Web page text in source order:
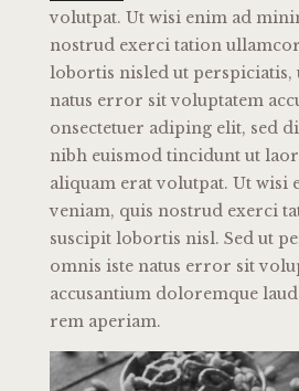
EVENTS
volutpat. Ut wisi enim ad
nostrud exerci tation
lobortis nisled ut perspiciatis,
natus error sit voluptatem
onsectetuer adiping elit, sed
nibh euismod tincidunt ut
aliquam erat volutpat. Ut wisi
veniam, quis nostrud exerci
suscipit lobortis nisl. Sed ut
omnis iste natus error sit
accusantium doloremque
rem aperiam.